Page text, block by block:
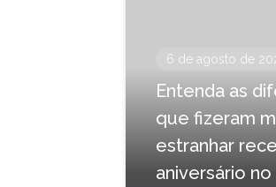
6 de agosto de
Entenda as
que fizeram
estranhar
aniversário no